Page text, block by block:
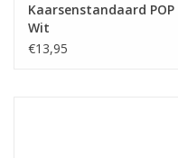
Kaarsenstandaard POP
Wit
€13,95